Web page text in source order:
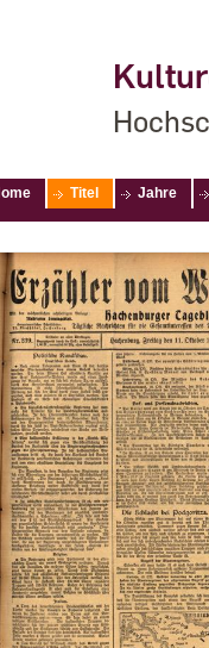
Titel Jahre